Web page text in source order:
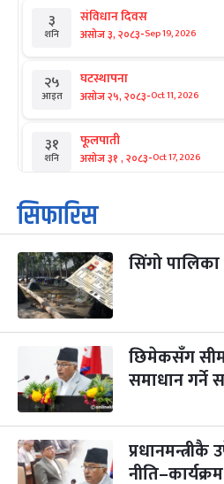
३
शनि
संविधान दिवस
असोज ३, २०८३-Sep 19, 2026
२५
आइत
घटस्थापना
असोज २५, २०८३-Oct 11, 2026
३१
शनि
फूलपाती
असोज ३१ , २०८३-Oct 17, 2026
१
आइत
कार्तिक सङ्क्रान्ति
कार्तिक १, २०८३
३
मंगल
महानवमी
कार्तिक ३, २०८३
४
कार्तिक ४, २०८३ -Oct 21, 2026
५
बिहि
पापा‌ङ्कुशा एकादशी व्रत
कार्तिक ५, २०८३
२२
आइत
कुकुर तिहार
कार्तिक २२, २०८३-Nov 8, 2026
सिफारिस
सिंगो
छिमेकसँग
समाधान गर्ने
प्रधानमन्त्रीकै
नीति–कार्यक्रम